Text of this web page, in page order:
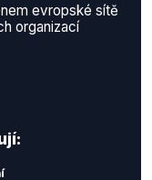
evropské sítě
organizací